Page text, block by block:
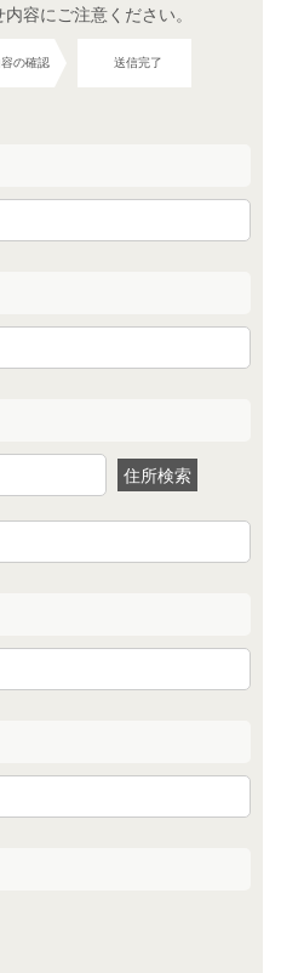
容にご注意ください。
容の確認 送信完了
住所検索